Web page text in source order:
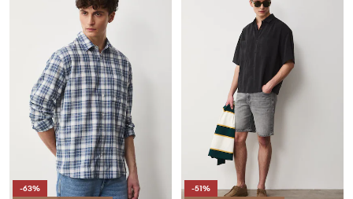
-63%
-51%